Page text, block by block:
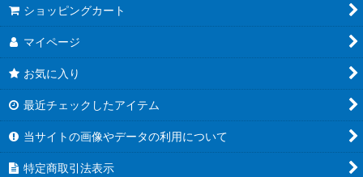
ショッピングカート
マイページ
お気に入り
最近チェックしたアイテム
当サイトの画像やデータの利用について
特定商取引法表示